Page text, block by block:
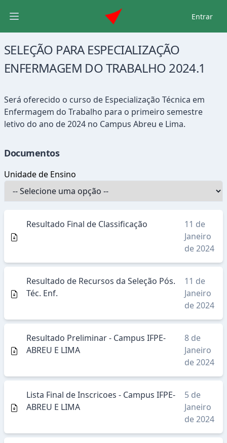
Abrir menu principal Entrar
SELEÇÃO PARA ESPECIALIZAÇÃO
ENFERMAGEM DO TRABALHO 2024.1
Será oferecido o curso de Especialização Técnica em
Enfermagem do Trabalho para o primeiro semestre
letivo do ano de 2024 no Campus Abreu e Lima.
Documentos
Unidade de Ensino
Resultado Final de Classificação
11 de
Janeiro
de 2024
Resultado de Recursos da Seleção Pós.
Téc. Enf.
11 de
Janeiro
de 2024
Resultado Preliminar - Campus IFPE-
ABREU E LIMA
8 de
Janeiro
de 2024
Lista Final de Inscricoes - Campus IFPE-
ABREU E LIMA
5 de
Janeiro
de 2024